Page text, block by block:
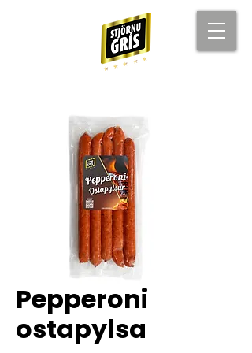
Pepperoni
ostapylsa